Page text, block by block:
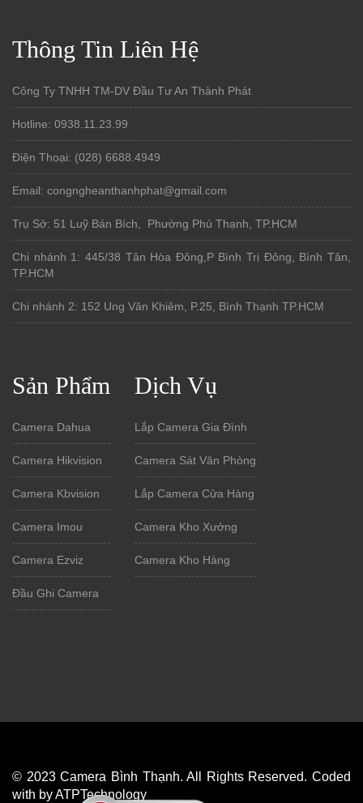
Thông Tin Liên Hệ
Công Ty TNHH TM-DV Đầu Tư An Thành Phát
Hotline: 0938.11.23.99
Điện Thoại: (028) 6688.4949
Email: congngheanthanhphat@gmail.com
Trụ Sở: 51 Luỹ Bán Bích, Phường Phú Thạnh, TP.HCM
Chi nhánh 1: 445/38 Tân Hòa Đông,P Bình Trị Đông, Bình Tân,
TP.HCM
Chi nhánh 2: 152 Ung Văn Khiêm, P.25, Bình Thạnh TP.HCM
Sản Phẩm
Camera Dahua
Camera Hikvision
Camera Kbvision
Camera Imou
Camera Ezviz
Đầu Ghi Camera
Dịch Vụ
Lắp Camera Gia Đình
Camera Sát Văn Phòng
Lắp Camera Cửa Hàng
Camera Kho Xưởng
Camera Kho Hàng
© 2023 Camera Bình Thạnh. All Rights Reserved. Coded
with by ATPTechnology